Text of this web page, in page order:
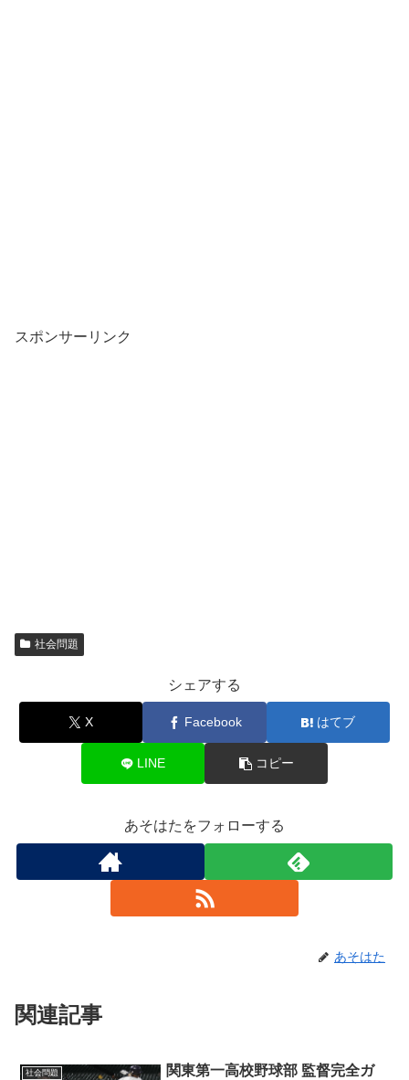
スポンサーリンク
社会問題
シェアする
X Facebook はてブ
LINE コピー
あそはたをフォローする
あそはた
関連記事
社会問題
関東第一高校野球部 監督完全ガ